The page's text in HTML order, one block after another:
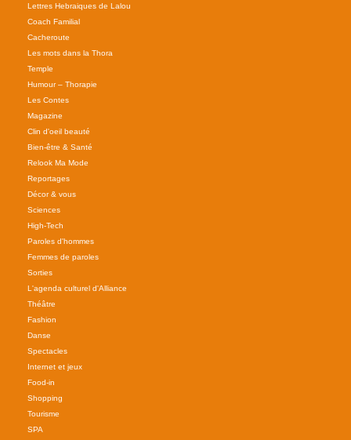
Lettres Hebraiques de Lalou
Coach Familial
Cacheroute
Les mots dans la Thora
Temple
Humour – Thorapie
Les Contes
Magazine
Clin d'oeil beauté
Bien-être & Santé
Relook Ma Mode
Reportages
Décor & vous
Sciences
High-Tech
Paroles d'hommes
Femmes de paroles
Sorties
L'agenda culturel d'Alliance
Théâtre
Fashion
Danse
Spectacles
Internet et jeux
Food-in
Shopping
Tourisme
SPA